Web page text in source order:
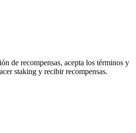
de recompensas, acepta los términos y
staking y recibir recompensas.